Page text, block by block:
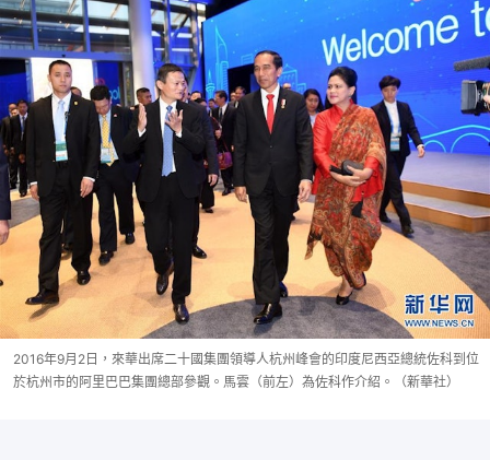
2016年9月2日，來華出席二十國集團領導人杭州峰會的印度尼西亞總統佐科到位
於杭州市的阿里巴巴集團總部參觀。馬雲（前左）為佐科作介紹。（新華社）